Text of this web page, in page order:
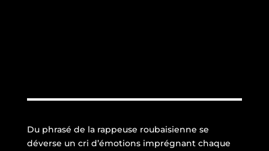
Du phrasé de la rappeuse roubaisienne se
déverse un cri d’émotions imprégnant chaque